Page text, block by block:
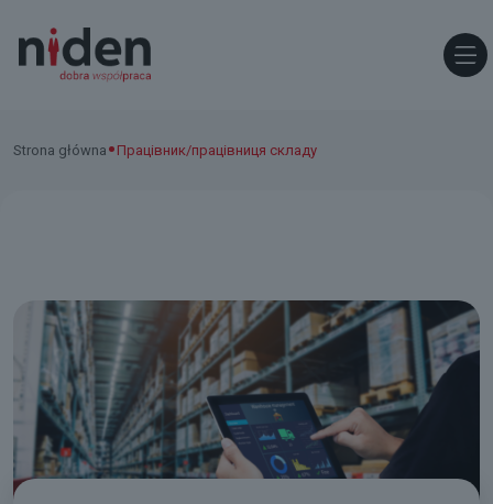
Strona główna • Працівник/працівниця складу